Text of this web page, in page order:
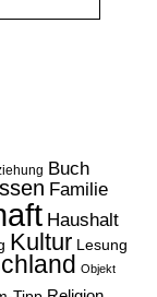
Buch
Familie
Haushalt
Kultur Lesung
Objekt